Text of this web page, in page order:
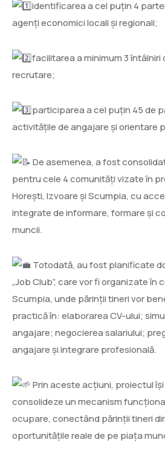
identificarea a cel puțin 4
agenți economici locali și regionali;
facilitarea a minimum 3 întâlniri
recrutare;
participarea a cel puțin 45 de
activitățile de angajare și orientare
De asemenea, a fost
pentru cele 4 comunități vizate în
Horești, Izvoare și Scumpia, cu
integrate de informare, formare și
muncii.
Totodată, au fost planificate
„Job Club”, care vor fi organizate în
Scumpia, unde părinții tineri vor
practică în: elaborarea CV-ului;
angajare; negocierea salariului;
angajare și integrare profesională.
Prin aceste acțiuni, proiectul
consolideze un mecanism
ocupare, conectând părinții tineri
oportunitățile reale de pe piața